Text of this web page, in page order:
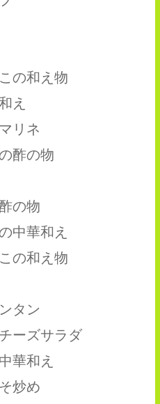
の和え物
え
リネ
酢の物
の物
中華和え
の和え物
タン
ーズサラダ
華和え
炒め